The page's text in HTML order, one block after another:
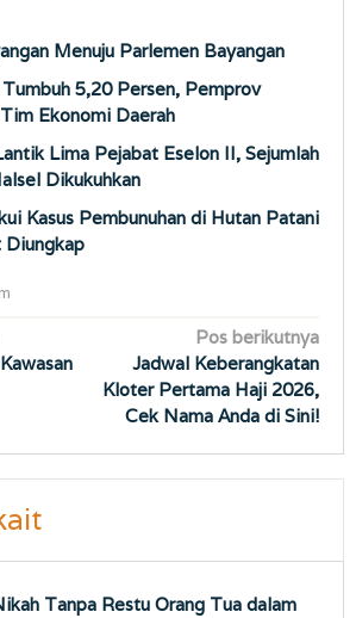
Menuju Parlemen Bayangan
5,20 Persen, Pemprov
Ekonomi Daerah
Lima Pejabat Eselon II, Sejumlah
Dikukuhkan
Kasus Pembunuhan di Hutan Patani
Diungkap
Pos berikutnya
Jadwal Keberangkatan
Kloter Pertama Haji 2026,
Cek Nama Anda di Sini!
Tanpa Restu Orang Tua dalam